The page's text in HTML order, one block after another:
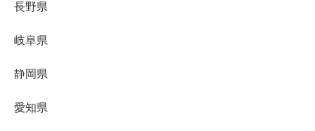
長野県
岐阜県
静岡県
愛知県